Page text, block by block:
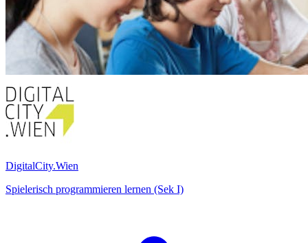
DigitalCity.Wien
Spielerisch programmieren lernen (Sek I)